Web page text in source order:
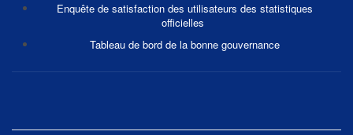
Enquête de satisfaction des utilisateurs des statistiques
officielles
Tableau de bord de la bonne gouvernance